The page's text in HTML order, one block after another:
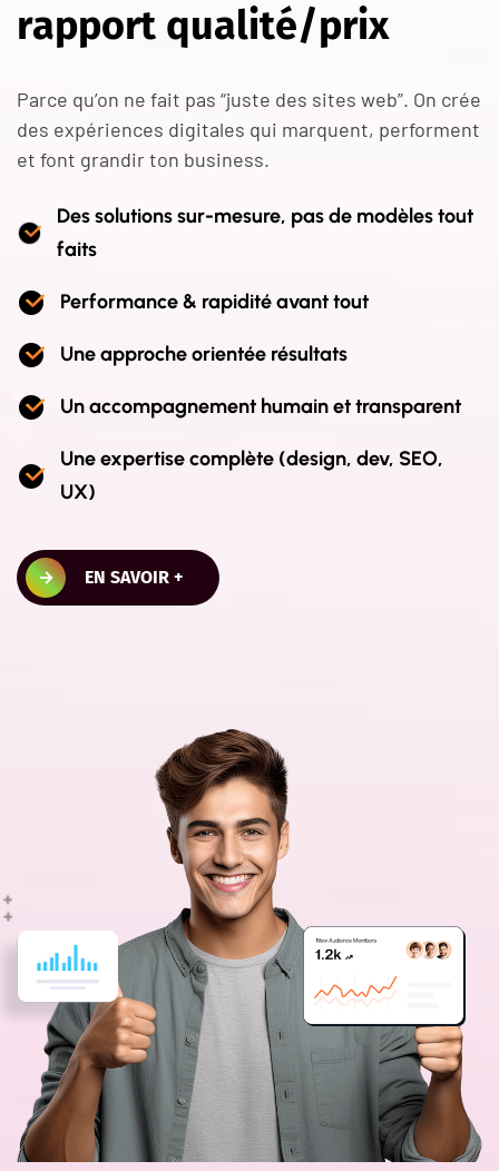
rapport qualité/prix
Parce qu’on ne fait pas “juste des sites web”. On crée
des expériences digitales qui marquent, performent
et font grandir ton business.
Des solutions sur-mesure, pas de modèles tout
faits
Performance & rapidité avant tout
Une approche orientée résultats
Un accompagnement humain et transparent
Une expertise complète (design, dev, SEO,
UX)
EN SAVOIR +